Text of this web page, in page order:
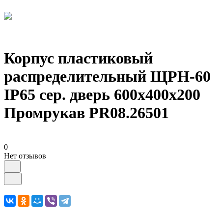
Корпус пластиковый
распределительный ЩРН-60
IP65 сер. дверь 600х400х200
Промрукав PR08.26501
0
Нет отзывов